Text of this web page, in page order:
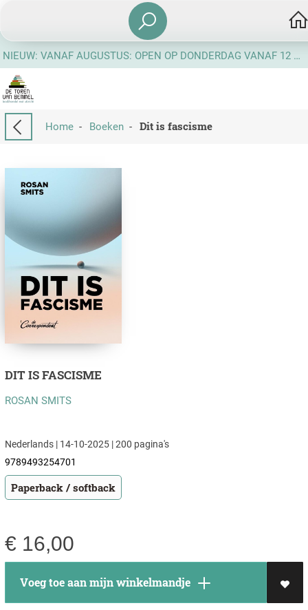
NIEUW: VANAF AUGUSTUS: OPEN OP DONDERDAG VANAF 12 UUR
Home- Boeken- Dit is fascisme
DIT IS FASCISME
ROSAN SMITS
Nederlands | 14-10-2025 | 200 pagina's
9789493254701
Paperback / softback
€ 16,00
Voeg toe aan mijn winkelmandje